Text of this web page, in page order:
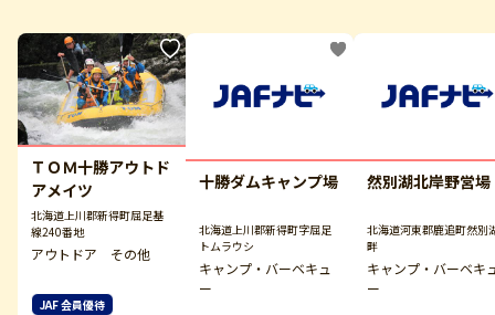
ＴＯＭ十勝アウトド
アメイツ
北海道上川郡新得町屈足基
線240番地
アウトドア その他
JAF 会員優待
十勝ダムキャンプ場
北海道上川郡新得町字屈足
トムラウシ
キャンプ・バーベキュ
ー
然別湖北岸野営場
北海道河東郡鹿追町然別
畔
キャンプ・バーベキ
ー